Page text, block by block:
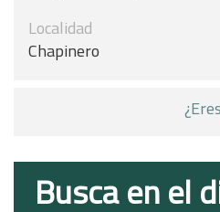
Localidad
Chapinero
Busca en el